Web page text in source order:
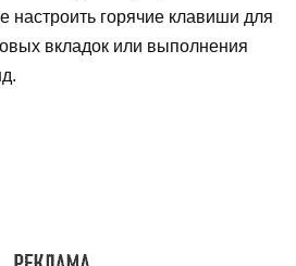
горячие клавиши для
вкладок или выполнения